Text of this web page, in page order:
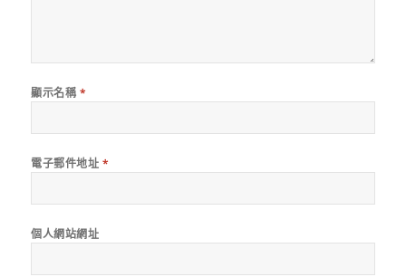
顯示名稱 *
電子郵件地址 *
個人網站網址